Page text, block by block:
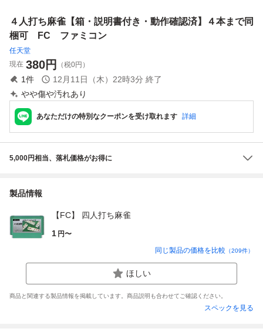
４人打ち麻雀【箱・説明書付き・動作確認済】４本まで同
梱可 FC ファミコン
任天堂
現在 380円 （税0円）
1件 12月11日（木）22時3分 終了
やや傷や汚れあり
あなただけの特別なクーポンを受け取れます 詳細
5,000円相当、落札価格がお得に
製品情報
【FC】 四人打ち麻雀
1 円〜
同じ製品の価格を比較 （209件）
ほしい
商品と関連する製品情報を掲載しています。商品説明も合わせてご確認ください。
スペックを見る